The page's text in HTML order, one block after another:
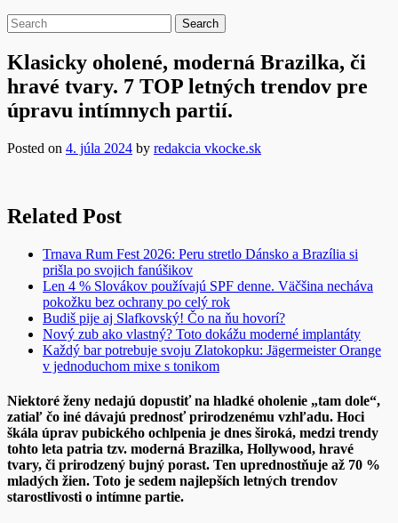
Klasicky oholené, moderná Brazilka, či
hravé tvary. 7 TOP letných trendov pre
úpravu intímnych partií.
Posted on 4. júla 2024 by redakcia vkocke.sk
Related Post
Trnava Rum Fest 2026: Peru stretlo Dánsko a Brazília si
prišla po svojich fanúšikov
Len 4 % Slovákov používajú SPF denne. Väčšina necháva
pokožku bez ochrany po celý rok
Budiš pije aj Slafkovský! Čo na ňu hovorí?
Nový zub ako vlastný? Toto dokážu moderné implantáty
Každý bar potrebuje svoju Zlatokopku: Jägermeister Orange
v jednoduchom mixe s tonikom
Niektoré ženy nedajú dopustiť na hladké oholenie „tam dole“,
zatiaľ čo iné dávajú prednosť prirodzenému vzhľadu. Hoci
škála úprav pubického ochlpenia je dnes široká, medzi trendy
tohto leta patria tzv. moderná Brazilka, Hollywood, hravé
tvary, či prirodzený bujný porast. Ten uprednostňuje až 70 %
mladých žien. Toto je sedem najlepších letných trendov
starostlivosti o intímne partie.